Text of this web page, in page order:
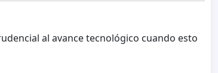
al avance tecnológico cuando esto